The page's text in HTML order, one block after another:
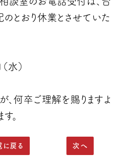
とおり休業とさせていた
水）
、何卒ご理解を賜りますよ
。
に戻る 次へ